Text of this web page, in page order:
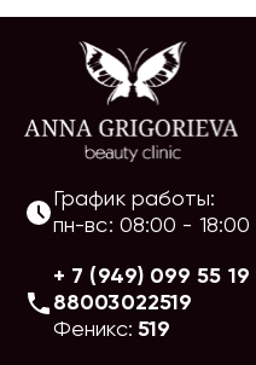
График работы:
пн-вс: 08:00 - 18:00
+ 7 (949) 099 55 19
88003022519
Феникс: 519